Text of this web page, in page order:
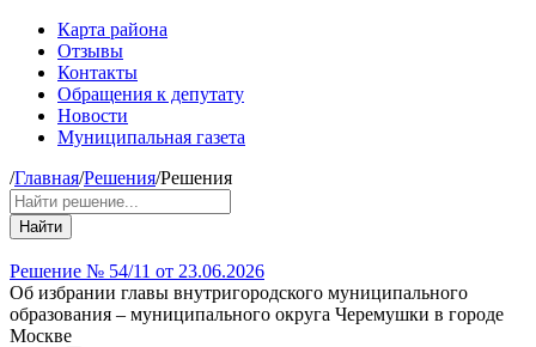
Карта района
Отзывы
Контакты
Обращения к депутату
Новости
Муниципальная газета
/Главная/Решения/Решения
Найти
Решение № 54/11 от 23.06.2026
Об избрании главы внутригородского муниципального
образования – муниципального округа Черемушки в городе
Москве